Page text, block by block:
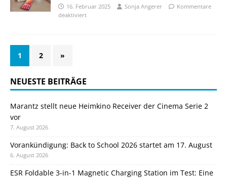
16. Februar 2025 Sonja Angerer
Kommentare
deaktiviert
1 2 »
NEUESTE BEITRÄGE
Marantz stellt neue Heimkino Receiver der Cinema Serie 2
vor
7. August 2026
Vorankündigung: Back to School 2026 startet am 17. August
6. August 2026
ESR Foldable 3-in-1 Magnetic Charging Station im Test: Eine